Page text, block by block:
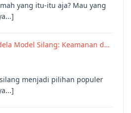
yang itu-itu aja? Mau yang
Model Silang: Keamanan d…
menjadi pilihan populer